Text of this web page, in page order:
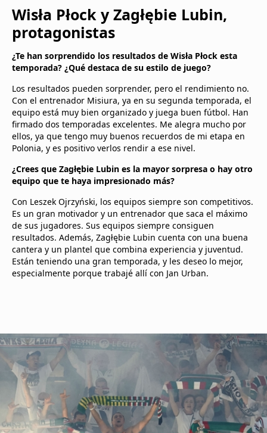
Wisła Płock y Zagłębie Lubin,
protagonistas
¿Te han sorprendido los resultados de Wisła Płock esta
temporada? ¿Qué destaca de su estilo de juego?
Los resultados pueden sorprender, pero el rendimiento no.
Con el entrenador Misiura, ya en su segunda temporada, el
equipo está muy bien organizado y juega buen fútbol. Han
firmado dos temporadas excelentes. Me alegra mucho por
ellos, ya que tengo muy buenos recuerdos de mi etapa en
Polonia, y es positivo verlos rendir a ese nivel.
¿Crees que Zagłębie Lubin es la mayor sorpresa o hay otro
equipo que te haya impresionado más?
Con Leszek Ojrzyński, los equipos siempre son competitivos.
Es un gran motivador y un entrenador que saca el máximo
de sus jugadores. Sus equipos siempre consiguen
resultados. Además, Zagłębie Lubin cuenta con una buena
cantera y un plantel que combina experiencia y juventud.
Están teniendo una gran temporada, y les deseo lo mejor,
especialmente porque trabajé allí con Jan Urban.